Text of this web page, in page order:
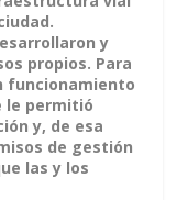
y
propios. Para
funcionamiento
le permitió
y, de esa
de gestión
las y los